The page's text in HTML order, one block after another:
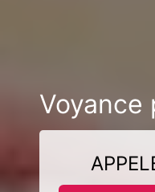
Voyance